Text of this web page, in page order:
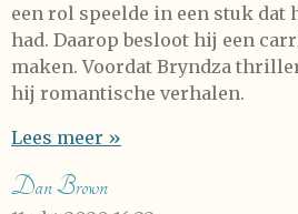
een rol speelde in een stuk dat
had. Daarop besloot hij een
maken. Voordat Bryndza
hij romantische verhalen.
Lees meer »
Dan Brown